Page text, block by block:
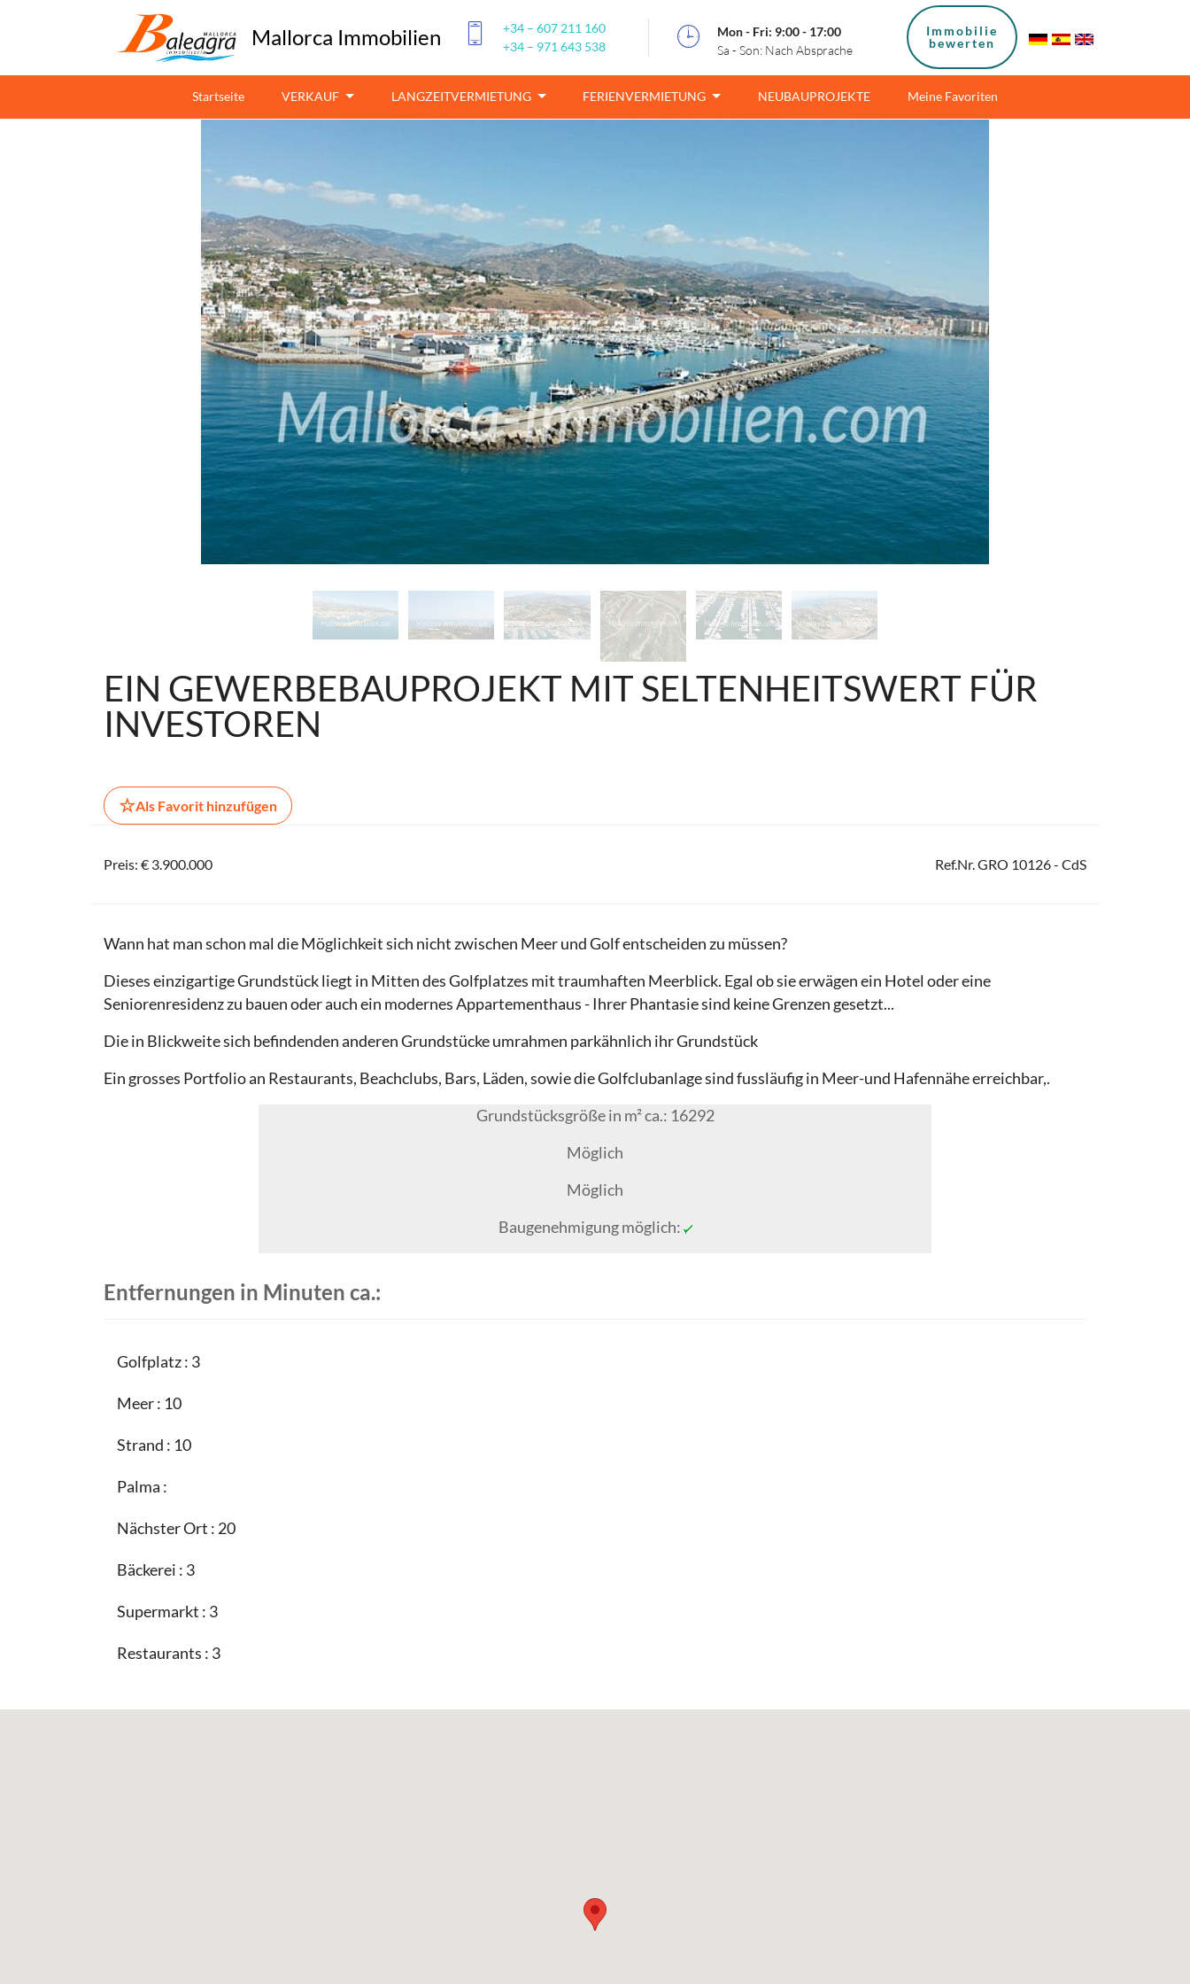
Mallorca Immobilien
+34 – 607 211 160
+34 – 971 643 538
Mon - Fri: 9:00 - 17:00
Sa - Son: Nach Absprache
Immobilie
bewerten
Startseite VERKAUF LANGZEITVERMIETUNG FERIENVERMIETUNG NEUBAUPROJEKTE Meine Favoriten
EIN GEWERBEBAUPROJEKT MIT SELTENHEITSWERT FÜR
INVESTOREN
☆Als Favorit hinzufügen
Preis: € 3.900.000 Ref.Nr. GRO 10126 - CdS
Wann hat man schon mal die Möglichkeit sich nicht zwischen Meer und Golf entscheiden zu müssen?
Dieses einzigartige Grundstück liegt in Mitten des Golfplatzes mit traumhaften Meerblick. Egal ob sie erwägen ein Hotel oder eine
Seniorenresidenz zu bauen oder auch ein modernes Appartementhaus - Ihrer Phantasie sind keine Grenzen gesetzt...
Die in Blickweite sich befindenden anderen Grundstücke umrahmen parkähnlich ihr Grundstück
Ein grosses Portfolio an Restaurants, Beachclubs, Bars, Läden, sowie die Golfclubanlage sind fussläufig in Meer-und Hafennähe erreichbar,.
Grundstücksgröße in m² ca.: 16292
Möglich
Möglich
Baugenehmigung möglich:
Entfernungen in Minuten ca.:
Golfplatz : 3
Meer : 10
Strand : 10
Palma :
Nächster Ort : 20
Bäckerei : 3
Supermarkt : 3
Restaurants : 3